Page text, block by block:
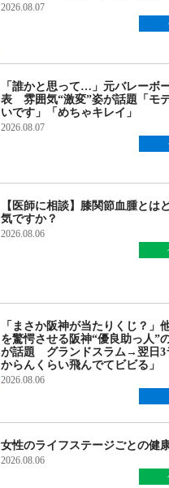
2026.08.07
「誰かと思って…」元バレーボ
表 雰囲気“激変”姿が話題「モ
いです」「めちゃキレイ」
2026.08.07
【医師に相談】膝関節血腫とは
気ですか？
2026.08.06
「まさか阪神が当たりくじ？」
を驚愕させる阪神“優良助っ人”
が話題 グランドスラム→翌日3
からんくらい飛んでてビビる」
2026.08.06
女性のライフステージごとの健
2026.08.06